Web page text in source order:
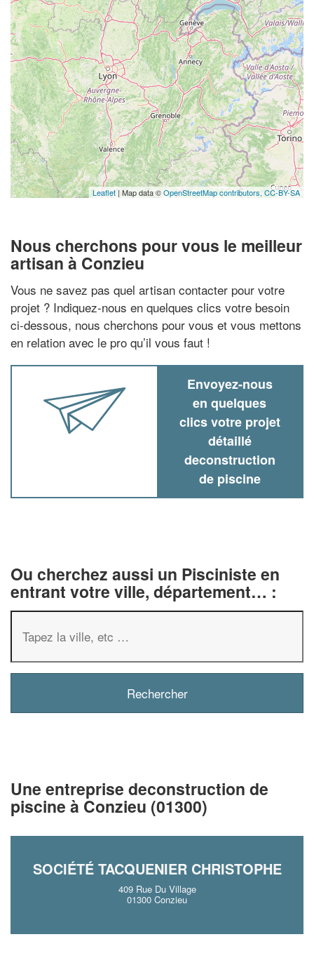
Leaflet | Map data ©OpenStreetMap contributors, CC-BY-SA
Nous cherchons pour vous le meilleur
artisan à Conzieu
Vous ne savez pas quel artisan contacter pour votre
projet ? Indiquez-nous en quelques clics votre besoin
ci-dessous, nous cherchons pour vous et vous mettons
en relation avec le pro qu’il vous faut !
Envoyez-nous
en quelques
clics votre projet
détaillé
deconstruction
de piscine
Ou cherchez aussi un Pisciniste en
entrant votre ville, département… :
Une entreprise deconstruction de
piscine à Conzieu (01300)
SOCIÉTÉ TACQUENIER CHRISTOPHE
409 Rue Du Village
01300 Conzieu
Vous êtes un
nouveaux clients!